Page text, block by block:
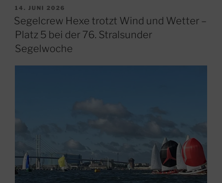
triumphiert
beim
34.
Wiek
Pokal“
VERÖFFENTLICHT
AM
14. JUNI 2026
Segelcrew Hexe trotzt Wind und Wetter –
Platz 5 bei der 76. Stralsunder
Segelwoche